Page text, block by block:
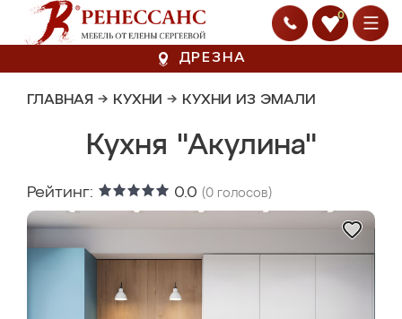
0
ДРЕЗНА
ГЛАВНАЯ → КУХНИ → КУХНИ ИЗ ЭМАЛИ
Кухня "Акулина"
Рейтинг: 0.0 (0 голосов)